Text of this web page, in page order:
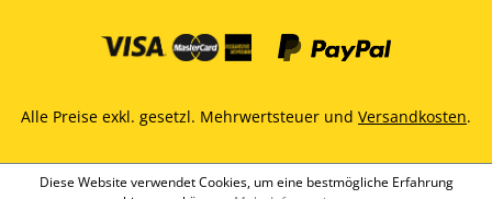
Alle Preise exkl. gesetzl. Mehrwertsteuer und Versandkosten.
Diese Website verwendet Cookies, um eine bestmögliche Erfahrung